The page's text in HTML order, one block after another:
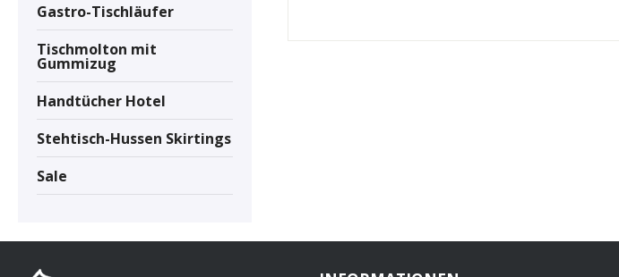
Gastro-Tischläufer
Tischmolton mit
Gummizug
Handtücher Hotel
Stehtisch-Hussen Skirtings
Sale